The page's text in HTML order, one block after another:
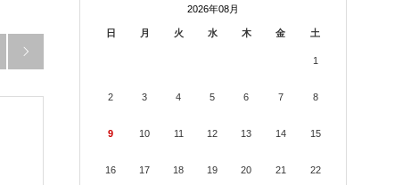

2026年08月
日 月 火 水 木 金 土
1
2 3 4 5 6 7 8
9 10 11 12 13 14 15
16 17 18 19 20 21 22